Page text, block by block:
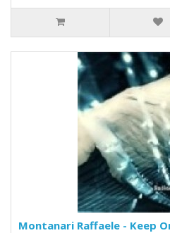
Montanari Raffaele - Keep